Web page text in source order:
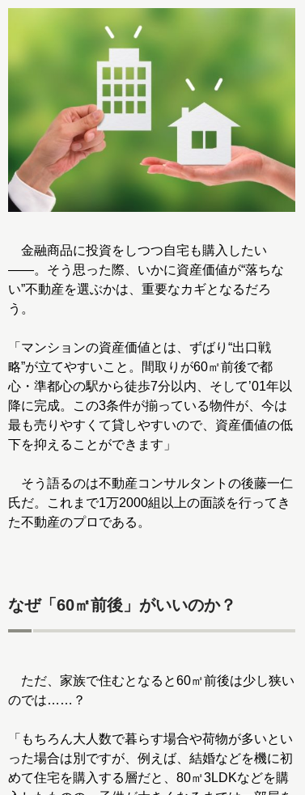
金融商品に投資をしつつ自宅も購入したい
――。そう思った際、いかに資産価値が“落ちな
い”不動産を選ぶかは、重要なカギとなるだろ
う。
「マンションの資産価値とは、ずばり“出口戦
略”が立てやすいこと。間取りが60㎡前後で都
心・準都心の駅から徒歩7分以内、そして’01年以
降に完成。この3条件が揃っている物件が、今は
最も売りやすくて貸しやすいので、資産価値の低
下を抑えることができます」
そう語るのは不動産コンサルタントの後藤一仁
氏だ。これまで1万2000組以上の面談を行ってき
た不動産のプロである。
なぜ「60㎡前後」がいいのか？
ただ、家族で住むとなると60㎡前後は少し狭い
のでは……？
「もちろん大人数で暮らす場合や荷物が多いとい
った場合は別ですが、例えば、結婚などを機に初
めて住宅を購入する層だと、80㎡3LDKなどを購